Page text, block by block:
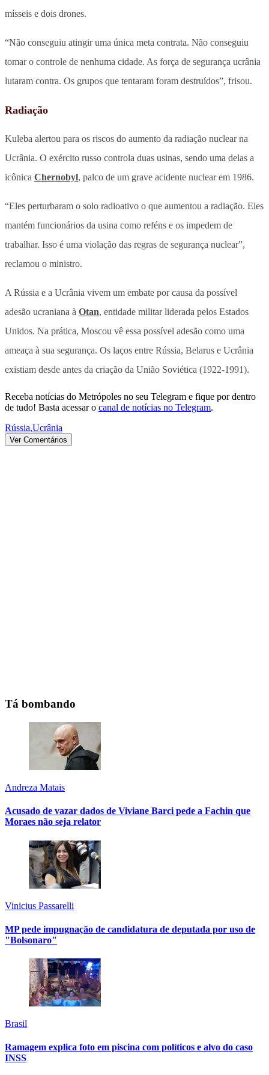
mísseis e dois drones.
“Não conseguiu atingir uma única meta contrata. Não conseguiu
tomar o controle de nenhuma cidade. As força de segurança ucrânia
lutaram contra. Os grupos que tentaram foram destruídos”, frisou.
Radiação
Kuleba alertou para os riscos do aumento da radiação nuclear na
Ucrânia. O exército russo controla duas usinas, sendo uma delas a
icônica Chernobyl, palco de um grave acidente nuclear em 1986.
“Eles perturbaram o solo radioativo o que aumentou a radiação. Eles
mantém funcionários da usina como reféns e os impedem de
trabalhar. Isso é uma violação das regras de segurança nuclear”,
reclamou o ministro.
A Rússia e a Ucrânia vivem um embate por causa da possível
adesão ucraniana à Otan, entidade militar liderada pelos Estados
Unidos. Na prática, Moscou vê essa possível adesão como uma
ameaça à sua segurança. Os laços entre Rússia, Belarus e Ucrânia
existiam desde antes da criação da União Soviética (1922-1991).
Receba notícias do Metrópoles no seu Telegram e fique por dentro
de tudo! Basta acessar o canal de notícias no Telegram.
Rússia,Ucrânia
Ver Comentários
Tá bombando
Andreza Matais
Acusado de vazar dados de Viviane Barci pede a Fachin que
Moraes não seja relator
Vinicius Passarelli
MP pede impugnação de candidatura de deputada por uso de
"Bolsonaro"
Brasil
Ramagem explica foto em piscina com políticos e alvo do caso
INSS